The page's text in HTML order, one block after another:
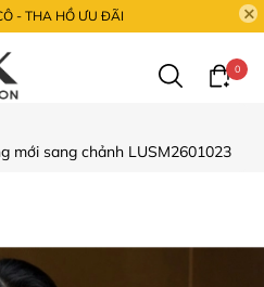
- THA HỒ ƯU ĐÃI
0
mới sang chảnh LUSM2601023